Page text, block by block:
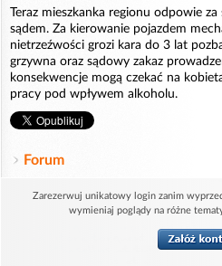
Teraz mieszkanka regionu odpowie
sądem. Za kierowanie pojazdem
nietrzeźwości grozi kara do 3 lat
grzywna oraz sądowy zakaz
konsekwencje mogą czekać na
pracy pod wpływem alkoholu.
Forum
Zarezerwuj unikatowy login zanim
wymieniaj poglądy na różne